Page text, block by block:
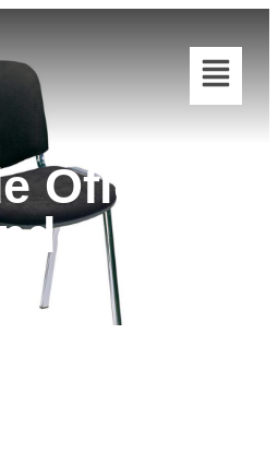
Oficina